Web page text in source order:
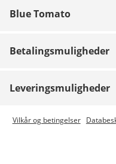
Betaling
Retur
Track din ordre
Blue Tomato
Blue World
Betalingsmuligheder
Leveringsmuligheder
Vilkår og betingelser